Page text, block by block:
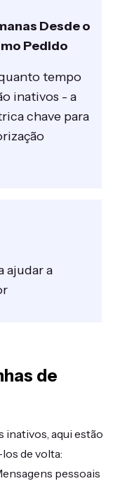
Desde o
Pedido
tempo
inativos - a
chave para
ajudar a
de
inativos, aqui estão
de volta:
pessoais